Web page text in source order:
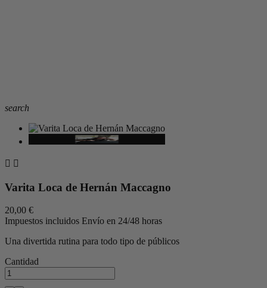
search
 
Varita Loca de Hernán Maccagno
20,00 €
Impuestos incluidos Envío en 24/48 horas
Una divertida rutina para todo tipo de públicos
Cantidad